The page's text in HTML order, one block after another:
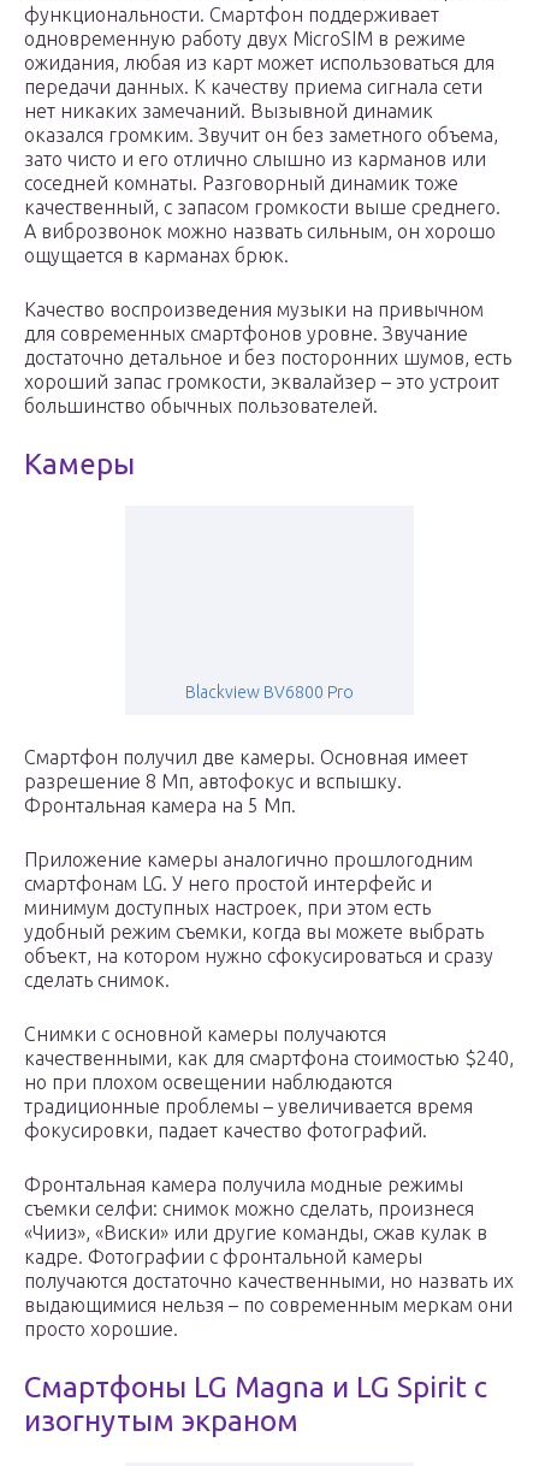
функциональности. Смартфон поддерживает
одновременную работу двух MicroSIM в режиме
ожидания, любая из карт может использоваться для
передачи данных. К качеству приема сигнала сети
нет никаких замечаний. Вызывной динамик
оказался громким. Звучит он без заметного объема,
зато чисто и его отлично слышно из карманов или
соседней комнаты. Разговорный динамик тоже
качественный, с запасом громкости выше среднего.
А виброзвонок можно назвать сильным, он хорошо
ощущается в карманах брюк.
Качество воспроизведения музыки на привычном
для современных смартфонов уровне. Звучание
достаточно детальное и без посторонних шумов, есть
хороший запас громкости, эквалайзер – это устроит
большинство обычных пользователей.
Камеры
Blackview BV6800 Pro
Смартфон получил две камеры. Основная имеет
разрешение 8 Мп, автофокус и вспышку.
Фронтальная камера на 5 Мп.
Приложение камеры аналогично прошлогодним
смартфонам LG. У него простой интерфейс и
минимум доступных настроек, при этом есть
удобный режим съемки, когда вы можете выбрать
объект, на котором нужно сфокусироваться и сразу
сделать снимок.
Снимки с основной камеры получаются
качественными, как для смартфона стоимостью $240,
но при плохом освещении наблюдаются
традиционные проблемы – увеличивается время
фокусировки, падает качество фотографий.
Фронтальная камера получила модные режимы
съемки селфи: снимок можно сделать, произнеся
«Чииз», «Виски» или другие команды, сжав кулак в
кадре. Фотографии c фронтальной камеры
получаются достаточно качественными, но назвать их
выдающимися нельзя – по современным меркам они
просто хорошие.
Смартфоны LG Magna и LG Spirit с
изогнутым экраном